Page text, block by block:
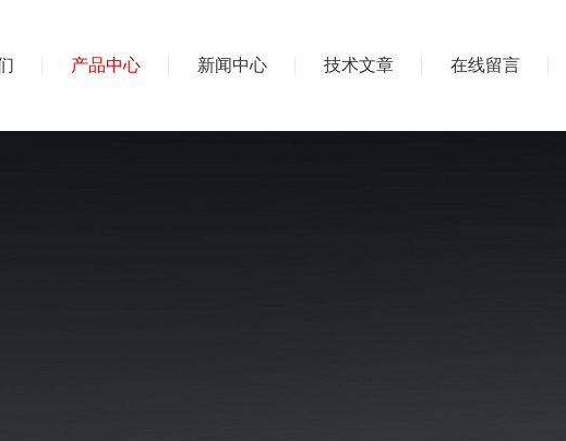
产品中心 新闻中心 技术文章 在线留言